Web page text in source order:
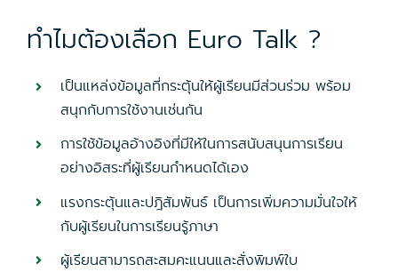
ทำไมต้องเลือก Euro Talk ?
เป็นแหล่งข้อมูลที่กระตุ้นให้ผู้เรียนมีส่วนร่วม พร้อม
สนุกกับการใช้งานเช่นกัน
การใช้ข้อมูลอ้างอิงที่มีให้ในการสนับสนุนการเรียน
อย่างอิสระที่ผู้เรียนกำหนดได้เอง
แรงกระตุ้นและปฎิสัมพันธ์ เป็นการเพิ่มความมั่นใจให้
กับผู้เรียนในการเรียนรู้ภาษา
ผู้เรียนสามารถสะสมคะแนนและสั่งพิมพ์ใบ